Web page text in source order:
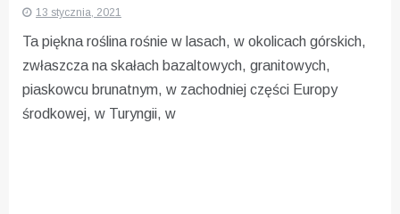
13 stycznia, 2021
Ta piękna roślina rośnie w lasach, w okolicach górskich,
zwłaszcza na skałach bazaltowych, granitowych,
piaskowcu brunatnym, w zachodniej części Europy
środkowej, w Turyngii, w